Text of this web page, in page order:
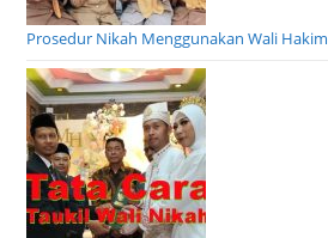
Prosedur Nikah Menggunakan Wali Hakim